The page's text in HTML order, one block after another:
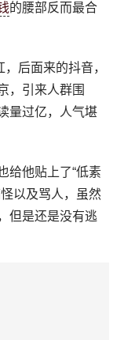
的腰部反而最合
后面来的抖音，
，引来人群围
量过亿，人气堪
给他贴上了“低素
以及骂人，虽然
但是还是没有逃